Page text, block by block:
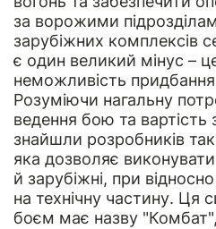
за ворожими
зарубіжних комплексів
є один великий мінус –
неможливість
Розуміючи нагальну
ведення бою та вартість
знайшли розробників
яка дозволяє
й зарубіжні, при
на технічну частину. Ця
боєм має назву